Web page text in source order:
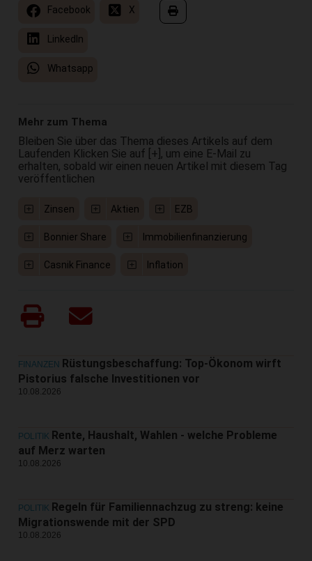
Facebook X
LinkedIn
Whatsapp
Mehr zum Thema
Bleiben Sie über das Thema dieses Artikels auf dem
Laufenden Klicken Sie auf [+], um eine E-Mail zu
erhalten, sobald wir einen neuen Artikel mit diesem Tag
veröffentlichen
Zinsen Aktien EZB
Bonnier Share Immobilienfinanzierung
Casnik Finance Inflation
FINANZEN Rüstungsbeschaffung: Top-Ökonom wirft
Pistorius falsche Investitionen vor
10.08.2026
POLITIK Rente, Haushalt, Wahlen - welche Probleme
auf Merz warten
10.08.2026
POLITIK Regeln für Familiennachzug zu streng: keine
Migrationswende mit der SPD
10.08.2026